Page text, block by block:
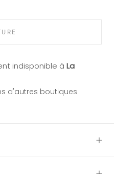
indisponible à La
d'autres boutiques